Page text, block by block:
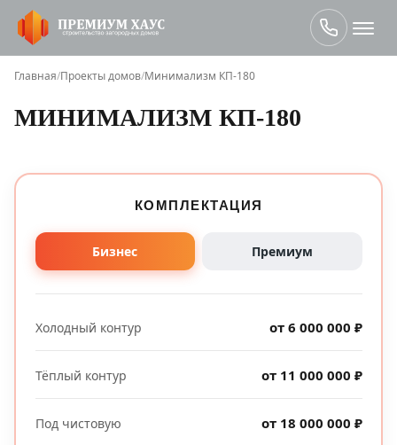
Главная/Проекты домов/Минимализм КП-180
МИНИМАЛИЗМ КП-180
КОМПЛЕКТАЦИЯ
Бизнес Премиум
Холодный контур от 6 000 000 ₽
Тёплый контур от 11 000 000 ₽
Под чистовую от 18 000 000 ₽